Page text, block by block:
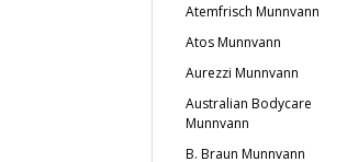
Atemfrisch Munnvann
Atos Munnvann
Aurezzi Munnvann
Australian Bodycare
Munnvann
B. Braun Munnvann